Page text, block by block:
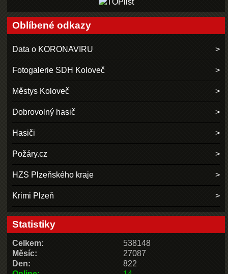
Oblíbené odkazy
Data o KORONAVIRU
Fotogalerie SDH Koloveč
Městys Koloveč
Dobrovolný hasič
Hasiči
Požáry.cz
HZS Plzeňského kraje
Krimi Plzeň
Statistiky
Celkem:
538148
Měsíc:
27087
Den:
822